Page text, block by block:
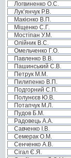
Логвиненко О.С.
Лук’янчук Р.В.
Макієнко В.П.
Міщенко С.Г.
Мостіпан У.М.
Олійник В.С.
Омельченко Г.О.
Павленко В.В.
Пашинський С.В.
Петрук М.М.
Пилипенко В.П.
Подгорний С.П.
Полунєєв Ю.В.
Потапчук М.Л.
Пудов Б.М.
Радовець А.А.
Савченко І.В.
Семерак О.М.
Сенченко А.В.
Сігал Є.Я.